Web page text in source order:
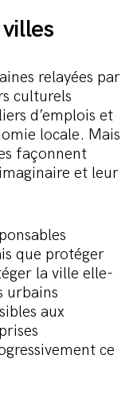
relayées par
culturels
d’emplois et
locale. Mais
façonnent
et leur
que protéger
la ville elle-
urbains
aux
ce